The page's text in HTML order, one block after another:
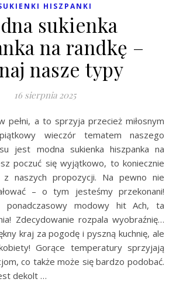
HISZPANKI
sukienka
na randkę –
nasze typy
16 sierpnia 2025
wieczór tematem naszego
jest modna sukienka hiszpanka na
poczuć się wyjątkowo, to koniecznie
naszych propozycji. Na pewno nie
– o tym jesteśmy przekonani!
ponadczasowy modowy hit Ach, ta
Zdecydowanie rozpala wyobraźnię…
kraj za pogodę i pyszną kuchnię, ale
Gorące temperatury sprzyjają
co także może się bardzo podobać.
dekolt …